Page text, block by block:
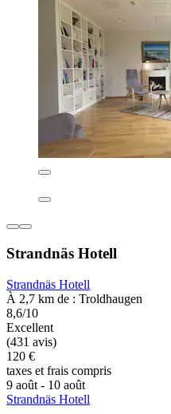
Strandnäs Hotell
Strandnäs Hotell
À 2,7 km de : Troldhaugen
8,6/10
Excellent
(431 avis)
120 €
taxes et frais compris
9 août - 10 août
Strandnäs Hotell